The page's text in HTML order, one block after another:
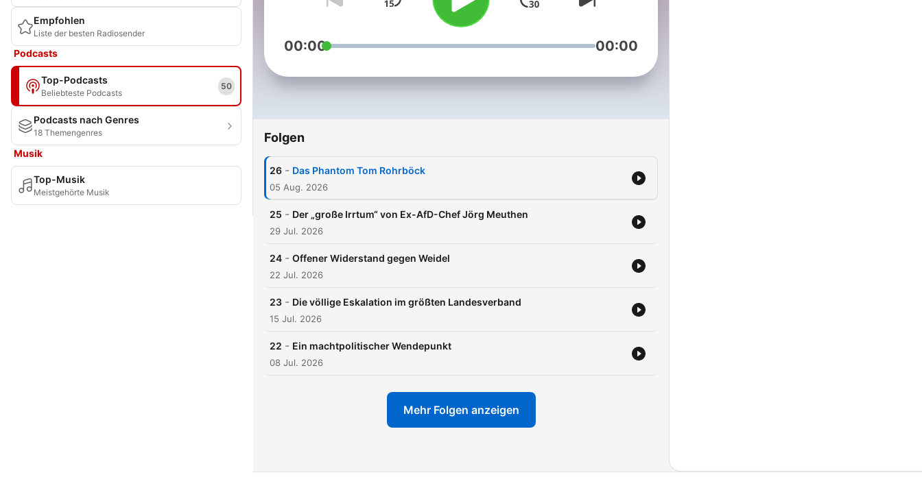
Empfohlen
Liste der besten Radiosender
Podcasts
Top-Podcasts
Beliebteste Podcasts
50
Podcasts nach Genres
18 Themengenres
Musik
Top-Musik
Meistgehörte Musik
00:00 00:00
Folgen
26 - Das Phantom Tom Rohrböck
05 Aug. 2026
25 - Der „große Irrtum“ von Ex-AfD-Chef Jörg Meuthen
29 Jul. 2026
24 - Offener Widerstand gegen Weidel
22 Jul. 2026
23 - Die völlige Eskalation im größten Landesverband
15 Jul. 2026
22 - Ein machtpolitischer Wendepunkt
08 Jul. 2026
Mehr Folgen anzeigen